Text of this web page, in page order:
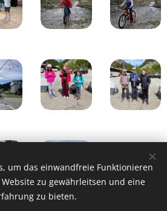
um das einwandfreie Funktionieren
zu gewährleitsen und eine
zu bieten.